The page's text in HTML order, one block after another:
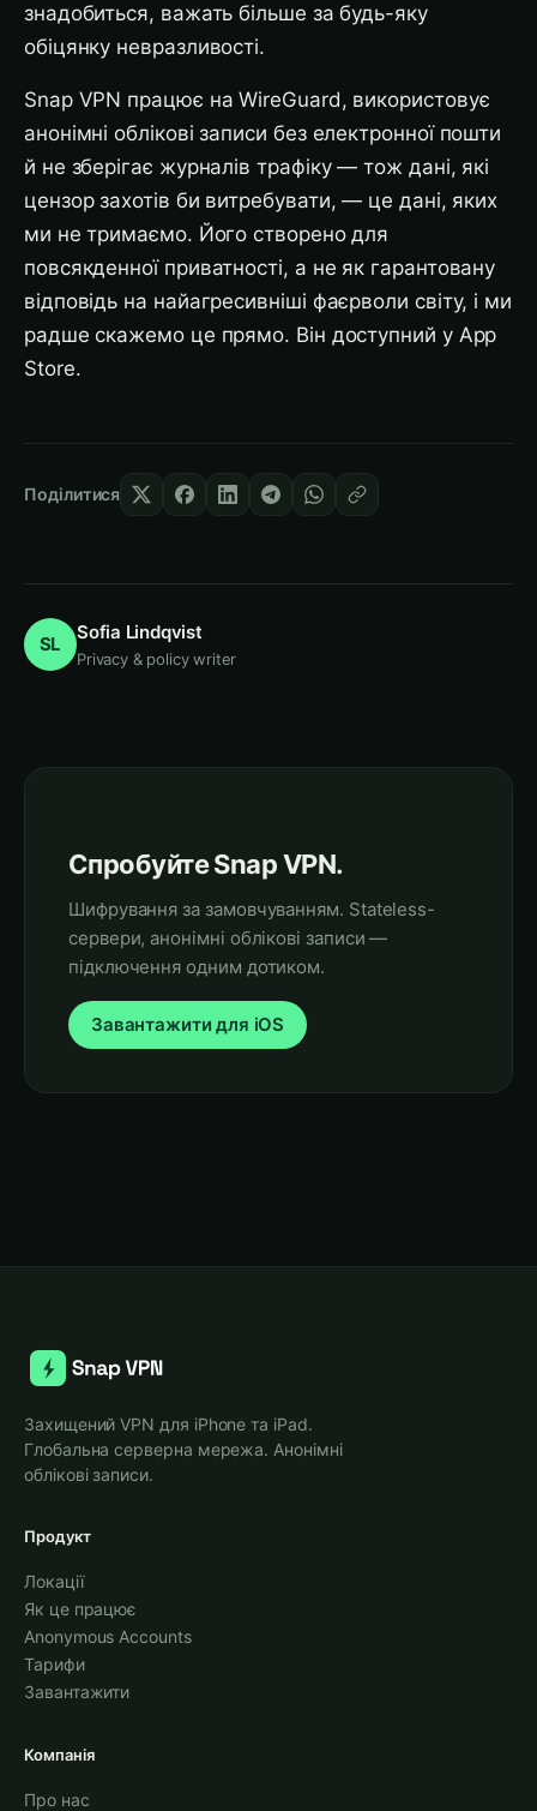
знадобиться, важать більше за будь-яку
обіцянку невразливості.
Snap VPN працює на WireGuard, використовує
анонімні облікові записи без електронної пошти
й не зберігає журналів трафіку — тож дані, які
цензор захотів би витребувати, — це дані, яких
ми не тримаємо. Його створено для
повсякденної приватності, а не як гарантовану
відповідь на найагресивніші фаєрволи світу, і ми
радше скажемо це прямо. Він доступний у App
Store.
Поділитися
SL
Sofia Lindqvist
Privacy & policy writer
Спробуйте Snap VPN.
Шифрування за замовчуванням. Stateless-
сервери, анонімні облікові записи —
підключення одним дотиком.
Завантажити для iOS
Захищений VPN для iPhone та iPad.
Глобальна серверна мережа. Анонімні
облікові записи.
Продукт
Локації
Як це працює
Anonymous Accounts
Тарифи
Завантажити
Компанія
Про нас